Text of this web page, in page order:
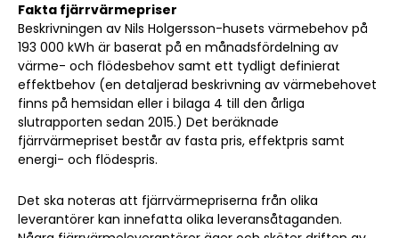
Fakta fjärrvärmepriser
Beskrivningen av Nils Holgersson-husets värmebehov på
193 000 kWh är baserat på en månadsfördelning av
värme- och flödesbehov samt ett tydligt definierat
effektbehov (en detaljerad beskrivning av värmebehovet
finns på hemsidan eller i bilaga 4 till den årliga
slutrapporten sedan 2015.) Det beräknade
fjärrvärmepriset består av fasta pris, effektpris samt
energi- och flödespris.
Det ska noteras att fjärrvärmepriserna från olika
leverantörer kan innefatta olika leveransåtaganden.